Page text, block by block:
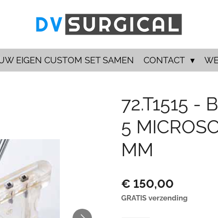
EIGEN CUSTOM SET SAMEN CONTACT
72.T1515 -
5
MM
€ 150,00
GRATIS verzending